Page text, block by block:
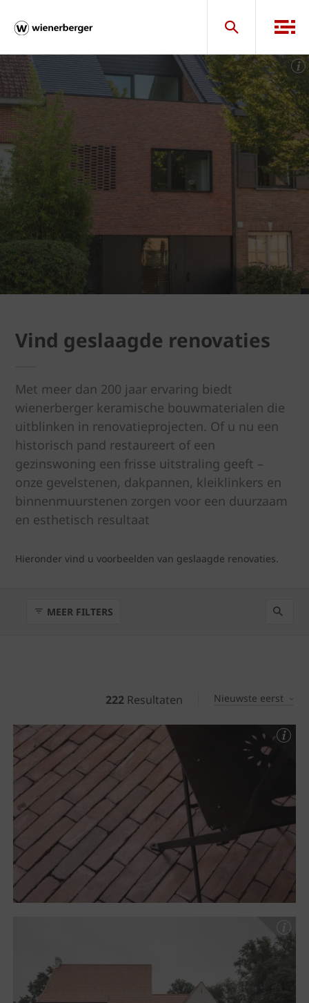
Vind geslaagde renovaties
Met meer dan 200 jaar ervaring biedt
wienerberger keramische bouwmaterialen die
uitblinken in renovatieprojecten. Of u nu een
historisch pand restaureert of een
gezinswoning een frisse uitstraling geeft –
onze gevelstenen, dakpannen, kleiklinkers en
binnenmuurstenen zorgen voor een duurzaam
en esthetisch resultaat
Hieronder vind u voorbeelden van geslaagde renovaties.
MEER FILTERS
222 Resultaten Nieuwste eerst